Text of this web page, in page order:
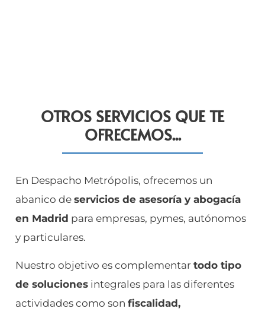
OTROS SERVICIOS QUE TE
OFRECEMOS...
En Despacho Metrópolis, ofrecemos un
abanico de servicios de asesoría y abogacía
en Madrid para empresas, pymes, autónomos
y particulares.
Nuestro objetivo es complementar todo tipo
de soluciones integrales para las diferentes
actividades como son fiscalidad,